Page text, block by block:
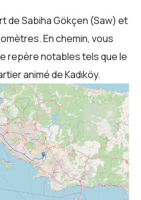
de Sabiha Gökçen (Saw) et
En chemin, vous
repère notables tels que le
animé de Kadıköy.